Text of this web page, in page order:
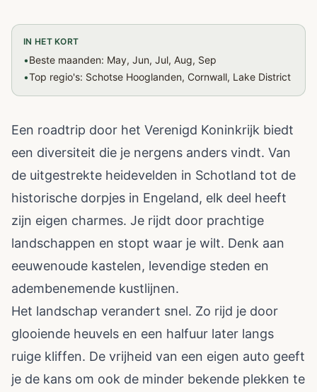
IN HET KORT
•Beste maanden: May, Jun, Jul, Aug, Sep
•Top regio's: Schotse Hooglanden, Cornwall, Lake District
Een roadtrip door het Verenigd Koninkrijk biedt
een diversiteit die je nergens anders vindt. Van
de uitgestrekte heidevelden in Schotland tot de
historische dorpjes in Engeland, elk deel heeft
zijn eigen charmes. Je rijdt door prachtige
landschappen en stopt waar je wilt. Denk aan
eeuwenoude kastelen, levendige steden en
adembenemende kustlijnen.
Het landschap verandert snel. Zo rijd je door
glooiende heuvels en een halfuur later langs
ruige kliffen. De vrijheid van een eigen auto geeft
je de kans om ook de minder bekende plekken te